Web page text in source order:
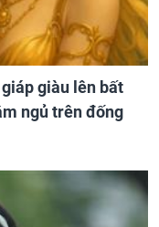
giàu lên bất
ngủ trên đống